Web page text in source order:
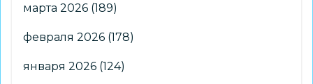
марта 2026 (189)
февраля 2026 (178)
января 2026 (124)